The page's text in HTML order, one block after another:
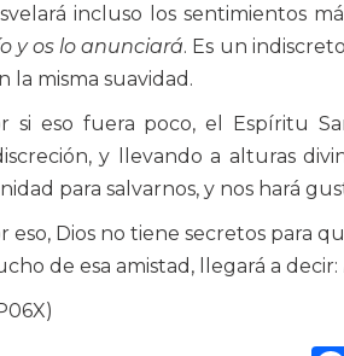
incluso los sentimientos
y os lo anunciará. Es un
la misma suavidad.
si eso fuera poco, el Espíritu
y llevando a alturas
para salvarnos, y nos hará
eso, Dios no tiene secretos para
de esa amistad, llegará a decir: